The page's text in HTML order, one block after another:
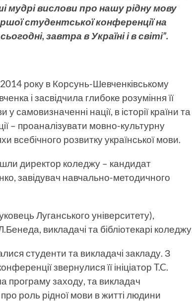
мудрі вислови про нашу рідну мову
студентської конференції на
завтра в Україні і в світі”.
року в Корсунь-Шевченківському
і засвідчила глибоке розуміння її
самовизначенні нації, в історії країни та
– проаналізувати мовно-культурну
всебічного розвитку української мови.
директор коледжу – кандидат
завідувач навчально-методичного
Луганського університету),
викладачі та бібліотекарі коледжу.
сту­денти та викладачі закладу. З
звернулися її ініціатор T.C.
програму заходу, та викладач
роль рідної мови в житті людини